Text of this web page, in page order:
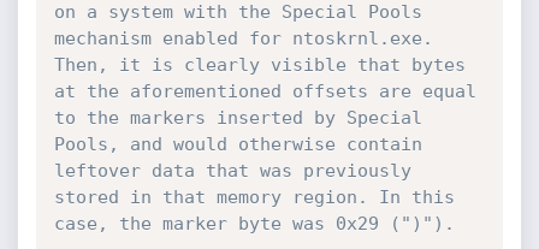
on a system with the Special Pools
mechanism enabled for ntoskrnl.exe.
Then, it is clearly visible that bytes
at the aforementioned offsets are equal
to the markers inserted by Special
Pools, and would otherwise contain
leftover data that was previously
stored in that memory region. In this
case, the marker byte was 0x29 (")").